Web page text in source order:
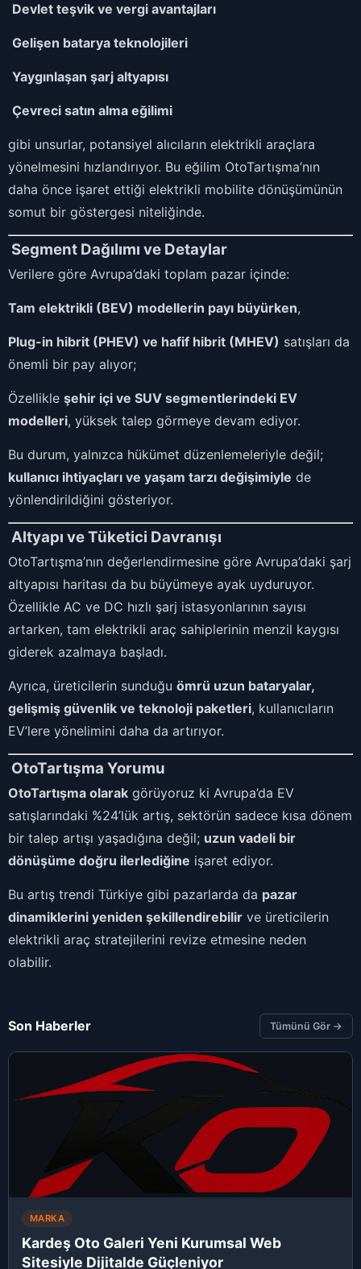
Devlet teşvik ve vergi avantajları
Gelişen batarya teknolojileri
Yaygınlaşan şarj altyapısı
Çevreci satın alma eğilimi
gibi unsurlar, potansiyel alıcıların elektrikli araçlara
yönelmesini hızlandırıyor. Bu eğilim OtoTartışma’nın
daha önce işaret ettiği elektrikli mobilite dönüşümünün
somut bir göstergesi niteliğinde.
Segment Dağılımı ve Detaylar
Verilere göre Avrupa’daki toplam pazar içinde:
Tam elektrikli (BEV) modellerin payı büyürken,
Plug-in hibrit (PHEV) ve hafif hibrit (MHEV) satışları da
önemli bir pay alıyor;
Özellikle şehir içi ve SUV segmentlerindeki EV
modelleri, yüksek talep görmeye devam ediyor.
Bu durum, yalnızca hükümet düzenlemeleriyle değil;
kullanıcı ihtiyaçları ve yaşam tarzı değişimiyle de
yönlendirildiğini gösteriyor.
Altyapı ve Tüketici Davranışı
OtoTartışma’nın değerlendirmesine göre Avrupa’daki şarj
altyapısı haritası da bu büyümeye ayak uyduruyor.
Özellikle AC ve DC hızlı şarj istasyonlarının sayısı
artarken, tam elektrikli araç sahiplerinin menzil kaygısı
giderek azalmaya başladı.
Ayrıca, üreticilerin sunduğu ömrü uzun bataryalar,
gelişmiş güvenlik ve teknoloji paketleri, kullanıcıların
EV’lere yönelimini daha da artırıyor.
OtoTartışma Yorumu
OtoTartışma olarak görüyoruz ki Avrupa’da EV
satışlarındaki %24’lük artış, sektörün sadece kısa dönem
bir talep artışı yaşadığına değil; uzun vadeli bir
dönüşüme doğru ilerlediğine işaret ediyor.
Bu artış trendi Türkiye gibi pazarlarda da pazar
dinamiklerini yeniden şekillendirebilir ve üreticilerin
elektrikli araç stratejilerini revize etmesine neden
olabilir.
Son Haberler Tümünü Gör →
MARKA
Kardeş Oto Galeri Yeni Kurumsal Web
Sitesiyle Dijitalde Güçleniyor